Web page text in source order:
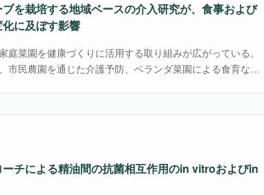
を栽培する地域ベースの介入研究が、食事および
に及ぼす影響
庭菜園を健康づくりに活用する取り組みが広がっている。
市民農園を通じた介護予防、ベランダ菜園による食育な
性がある。
チによる精油間の抗菌相互作用のin vitroおよびin